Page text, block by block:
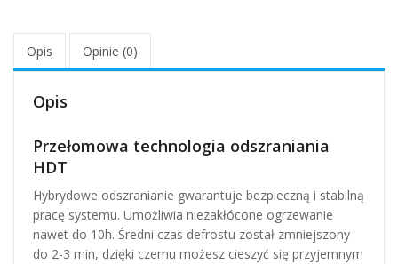
Opis Opinie (0)
Opis
Przełomowa technologia odszraniania
HDT
Hybrydowe odszranianie gwarantuje bezpieczną i stabilną
pracę systemu. Umożliwia niezakłócone ogrzewanie
nawet do 10h. Średni czas defrostu został zmniejszony
do 2-3 min, dzięki czemu możesz cieszyć się przyjemnym